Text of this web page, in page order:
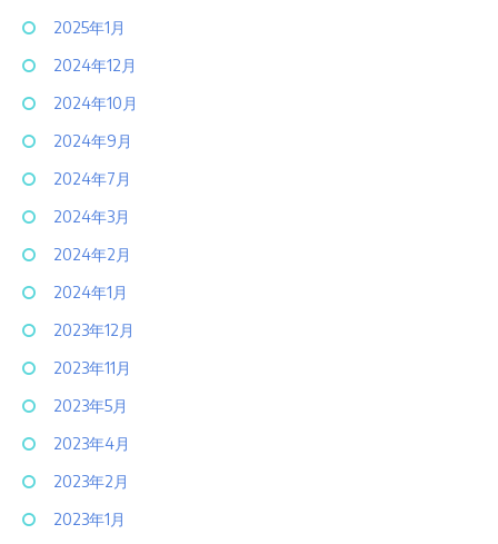
2025年1月
2024年12月
2024年10月
2024年9月
2024年7月
2024年3月
2024年2月
2024年1月
2023年12月
2023年11月
2023年5月
2023年4月
2023年2月
2023年1月